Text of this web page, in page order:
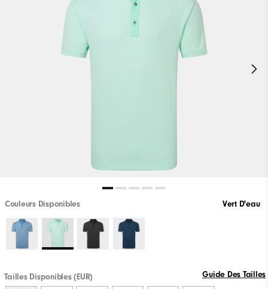
Couleurs Disponibles Vert D'eau
Tailles Disponibles (EUR) Guide Des Tailles